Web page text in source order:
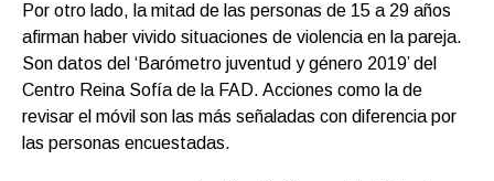
Por otro lado, la mitad de las personas de 15 a 29 años
afirman haber vivido situaciones de violencia en la pareja.
Son datos del ‘Barómetro juventud y género 2019’ del
Centro Reina Sofía de la FAD. Acciones como la de
revisar el móvil son las más señaladas con diferencia por
las personas encuestadas.